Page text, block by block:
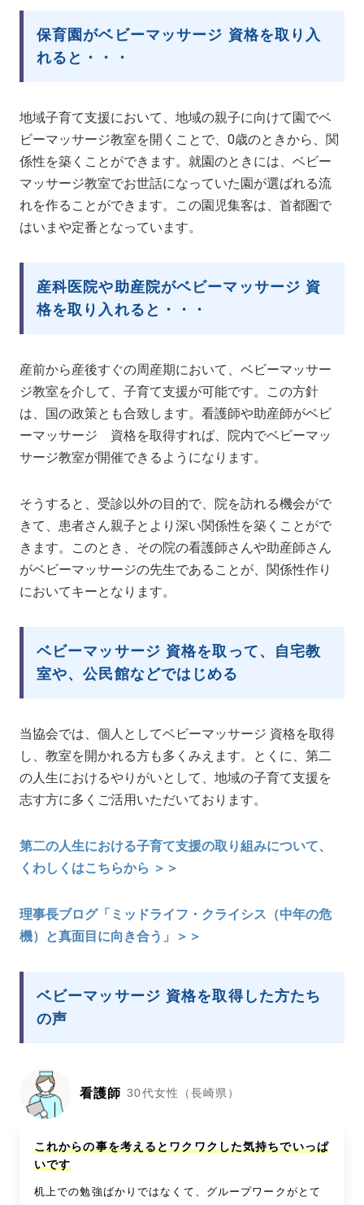
保育園がベビーマッサージ 資格を取り入
れると・・・
地域子育て支援において、地域の親子に向けて園でベ
ビーマッサージ教室を開くことで、0歳のときから、関
係性を築くことができます。就園のときには、ベビー
マッサージ教室でお世話になっていた園が選ばれる流
れを作ることができます。この園児集客は、首都圏で
はいまや定番となっています。
産科医院や助産院がベビーマッサージ 資
格を取り入れると・・・
産前から産後すぐの周産期において、ベビーマッサー
ジ教室を介して、子育て支援が可能です。この方針
は、国の政策とも合致します。看護師や助産師がベビ
ーマッサージ 資格を取得すれば、院内でベビーマッ
サージ教室が開催できるようになります。
そうすると、受診以外の目的で、院を訪れる機会がで
きて、患者さん親子とより深い関係性を築くことがで
きます。このとき、その院の看護師さんや助産師さん
がベビーマッサージの先生であることが、関係性作り
においてキーとなります。
ベビーマッサージ 資格を取って、自宅教
室や、公民館などではじめる
当協会では、個人としてベビーマッサージ 資格を取得
し、教室を開かれる方も多くみえます。とくに、第二
の人生におけるやりがいとして、地域の子育て支援を
志す方に多くご活用いただいております。
第二の人生における子育て支援の取り組みについて、
くわしくはこちらから ＞＞
理事長ブログ「ミッドライフ・クライシス（中年の危
機）と真面目に向き合う」＞＞
ベビーマッサージ 資格を取得した方たち
の声
看護師 30代女性（長崎県）
これからの事を考えるとワクワクした気持ちでいっぱ
いです
机上での勉強ばかりではなくて、グループワークがとて